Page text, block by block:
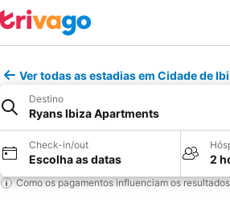
Ver todas as estadias em Cidade de
Destino
Ryans Ibiza Apartments
Check-in/out
Escolha as datas 2
Como os pagamentos influenciam os resultados